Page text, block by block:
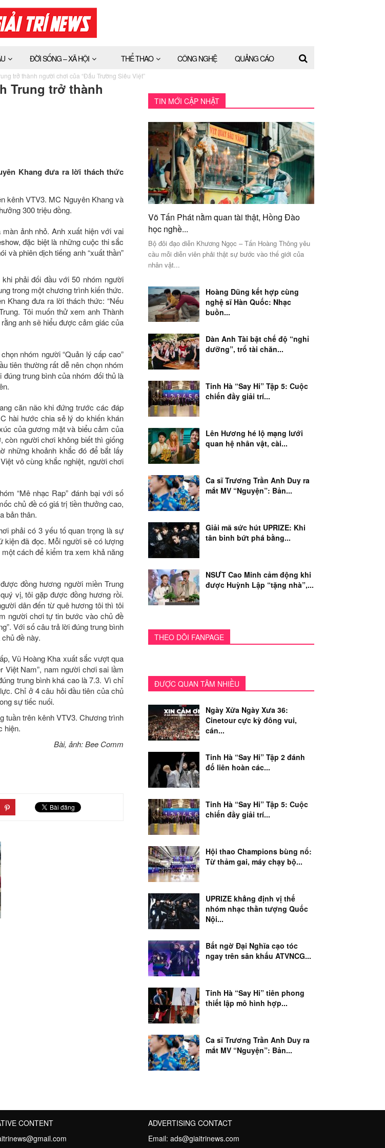
ĐỜI SỐNG – XÃ HỘI THỂ THAO CÔNG NGHỆ QUẢNG CÁO
trở thành người chơi của “Đấu Trường Siêu Việt”
Trung trở thành
Khang đưa ra lời thách thức
kênh VTV3. MC Nguyên Khang và
300 triệu đồng.
ảnh nhỏ. Anh xuất hiện với vai
đặc biệt là những cuộc thi sắc
và phiên dịch tiếng anh “xuất thần”
phải đối đầu với 50 nhóm người
trong một chương trình kiến thức.
Khang đưa ra lời thách thức: “Nếu
Tôi muốn thử xem anh Thành
anh sẽ hiểu được cảm giác của
nhóm người “Quản lý cấp cao”
tiên thường rất dễ nên chọn nhóm
trung bình của nhóm đối thủ là
căn não khi đứng trước các đáp
hài hước chia sẻ lý do khiến khán
của gương mặt và biểu cảm của
còn người chơi không biết thì giống
những khoảnh khắc đó để bắt lấy
vô cùng khắc nghiệt, người chơi
“Mê nhạc Rap” đánh bại với số
chủ đề có giá trị tiền thưởng cao,
bản thân.
phải có 3 yếu tố quan trọng là sự
kiện đã đọc. Mỗi người sẽ có lượng
cách để kiểm tra xem khả năng
đồng hương người miền Trung
vị, tôi gặp được đồng hương rồi.
dân đến từ quê hương tôi thì tôi
người chơi tự tin bước vào chủ đề
Với số câu trả lời đúng trung bình
đề này.
Vũ Hoàng Kha xuất sắc vượt qua
Việt Nam”, nam người chơi sai lầm
trung bình khá cao là 7.3. Vì chỉ
Chỉ ở 4 câu hỏi đầu tiên của chủ
sự tiếc nuối.
tuần trên kênh VTV3. Chương trình
hiện.
Bài, ảnh: Bee Comm
TIN MỚI CẬP NHẬT
Võ Tấn Phát nằm quan tài thật, Hồng Đào
học nghề...
Bộ đôi đạo diễn Khương Ngọc – Tấn Hoàng Thông yêu
cầu mỗi diễn viên phải thật sự bước vào thế giới của
nhân vật...
Hoàng Dũng kết hợp cùng
nghệ sĩ Hàn Quốc: Nhạc
buồn...
Dàn Anh Tài bật chế độ “nghỉ
dưỡng”, trổ tài chăn...
Tinh Hà “Say Hi” Tập 5: Cuộc
chiến đầy giải trí...
Lên Hương hé lộ mạng lưới
quan hệ nhân vật, cài...
Ca sĩ Trương Trần Anh Duy ra
mắt MV “Nguyện”: Bản...
Giải mã sức hút UPRIZE: Khi
tân binh bứt phá bằng...
NSƯT Cao Minh cảm động khi
được Huỳnh Lập “tặng nhà”,...
THEO DÕI FANPAGE
ĐƯỢC QUAN TÂM NHIỀU
Ngày Xửa Ngày Xưa 36:
Cinetour cực kỳ đông vui,
cán...
Tinh Hà “Say Hi” Tập 2 đánh
đố liên hoàn các...
Tinh Hà “Say Hi” Tập 5: Cuộc
chiến đầy giải trí...
Hội thao Champions bùng nổ:
Từ thảm gai, máy chạy bộ...
UPRIZE khẳng định vị thế
nhóm nhạc thần tượng Quốc
Nội...
Bất ngờ Đại Nghĩa cạo tóc
ngay trên sân khấu ATVNCG...
Tinh Hà “Say Hi” tiên phong
thiết lập mô hình hợp...
Ca sĩ Trương Trần Anh Duy ra
mắt MV “Nguyện”: Bản...
CONTENT
ADVERTISING CONTACT
Email: ads@giaitrinews.com